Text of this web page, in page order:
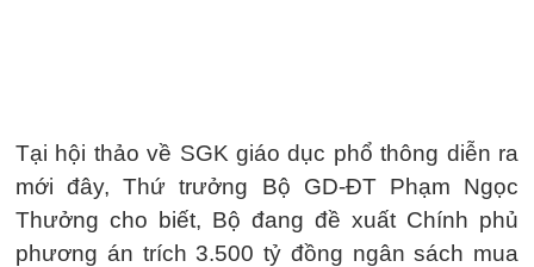
Tại hội thảo về SGK giáo dục phổ thông diễn ra
mới đây, Thứ trưởng Bộ GD-ĐT Phạm Ngọc
Thưởng cho biết, Bộ đang đề xuất Chính phủ
phương án trích 3.500 tỷ đồng ngân sách mua